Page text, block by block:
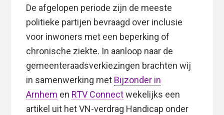
De afgelopen periode zijn de meeste
politieke partijen bevraagd over inclusie
voor inwoners met een beperking of
chronische ziekte. In aanloop naar de
gemeenteraadsverkiezingen brachten wij
in samenwerking met Bijzonder in
Arnhem en RTV Connectwekelijks een
artikel uit het VN-verdrag Handicap onder